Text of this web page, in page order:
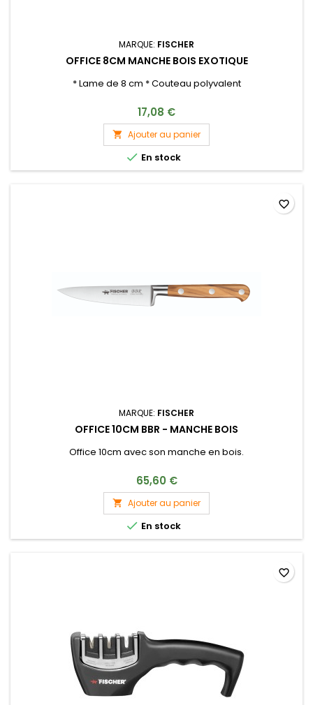
MARQUE: FISCHER
OFFICE 8CM MANCHE BOIS EXOTIQUE
* Lame de 8 cm * Couteau polyvalent
17,08 €
 Ajouter au panier
 En stock
MARQUE: FISCHER
OFFICE 10CM BBR - MANCHE BOIS
Office 10cm avec son manche en bois.
65,60 €
 Ajouter au panier
 En stock
favorite_border
favorite_border